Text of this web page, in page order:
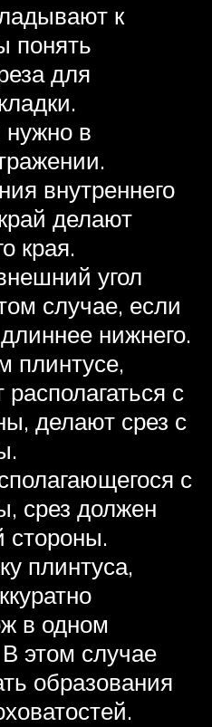
к
понять
для
нужно в
внутреннего
делают
края.
угол
случае, если
нижнего.
плинтусе,
с
делают срез с
с
срез должен
стороны.
плинтуса,
в одном
этом случае
образования